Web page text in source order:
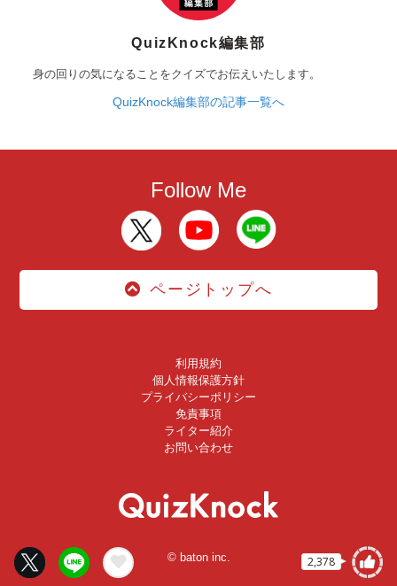
2,378
QuizKnock編集部
身の回りの気になることをクイズでお伝えいたします。
QuizKnock編集部の記事一覧へ
Follow Me
ページトップへ
利用規約
個人情報保護方針
プライバシーポリシー
免責事項
ライター紹介
お問い合わせ
© baton inc.